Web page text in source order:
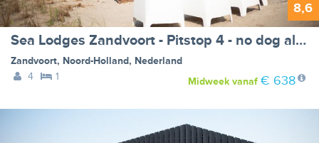
8,6
Sea Lodges Zandvoort - Pitstop 4 - no dog allowed
Zandvoort, Noord-Holland, Nederland
4
1 Midweekvanaf € 638